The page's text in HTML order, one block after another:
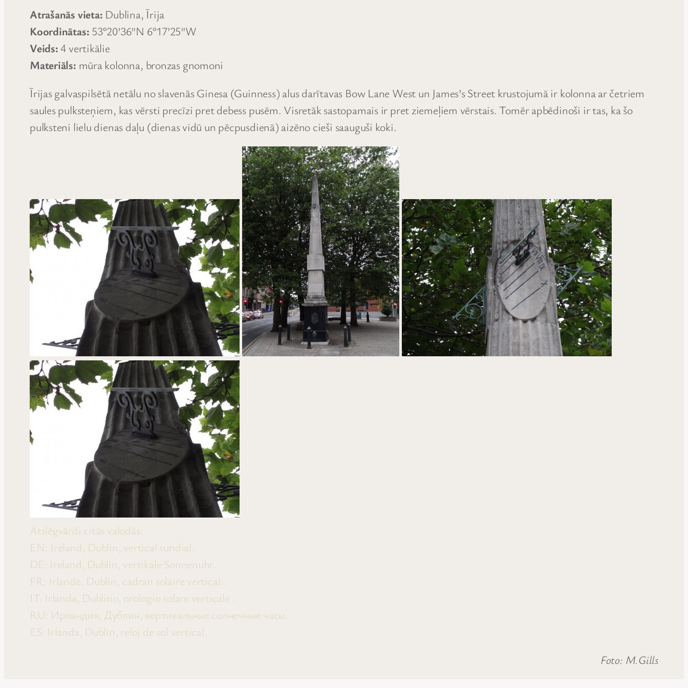
Atrašanās vieta: Dublina, Īrija
Koordinātas: 53°20’36″N 6°17’25″W
Veids:4 vertikālie
Materiāls: mūra kolonna, bronzas gnomoni
Īrijas galvaspilsētā netālu no slavenās Ginesa (Guinness) alus darītavas Bow Lane West un James’s Street krustojumā ir kolonna ar četriem
saules pulksteņiem, kas vērsti precīzi pret debess pusēm. Visretāk sastopamais ir pret ziemeļiem vērstais. Tomēr apbēdinoši ir tas, ka šo
pulksteni lielu dienas daļu (dienas vidū un pēcpusdienā) aizēno cieši saauguši koki.
Atslēgvārdi citās valodās:
EN: Ireland, Dublin, vertical sundial.
DE: Ireland, Dublin, vertikale Sonnenuhr.
FR: Irlande, Dublin, cadran solaire vertical .
IT: Irlanda, Dublino, orologio solare verticale .
RU: Ирландия, Дублин, вертикальные солнечные часы.
ES: Irlanda, Dublin, reloj de sol vertical.
Foto: M.Gills